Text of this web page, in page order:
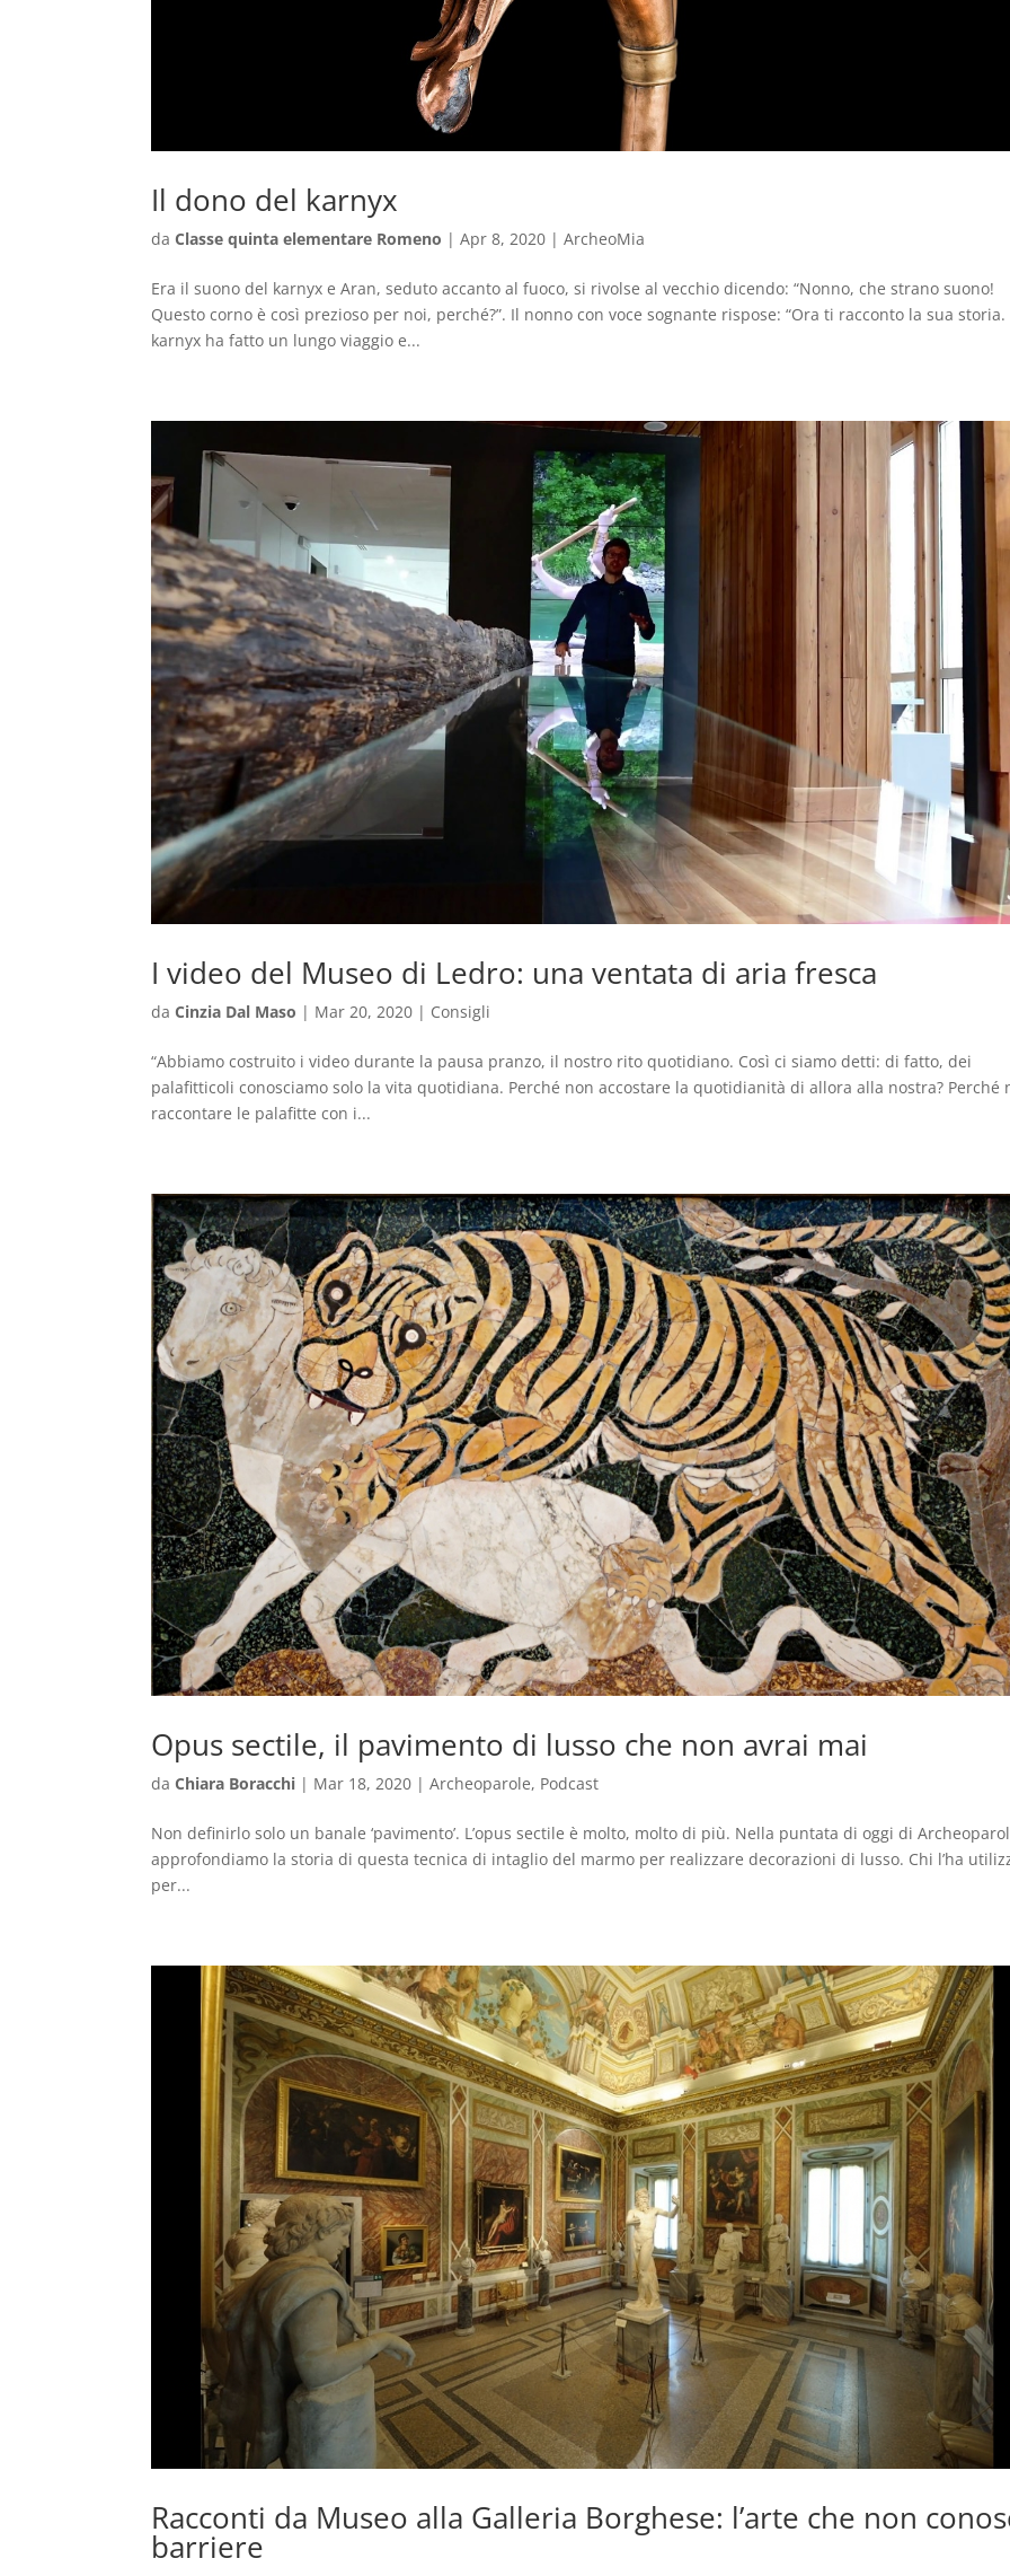
Il dono del karnyx
daClasse quinta elementare Romeno |Apr 8, 2020 |ArcheoMia
Era il suono del karnyx e Aran, seduto accanto al fuoco, si rivolse al vecchio dicendo: “Nonno, che strano suono!
Questo corno è così prezioso per noi, perché?”. Il nonno con voce sognante rispose: “Ora ti racconto la sua storia.
karnyx ha fatto un lungo viaggio e...
I video del Museo di Ledro: una ventata di aria fresca
daCinzia Dal Maso | Mar 20, 2020 | Consigli
“Abbiamo costruito i video durante la pausa pranzo, il nostro rito quotidiano. Così ci siamo detti: di fatto, dei
palafitticoli conosciamo solo la vita quotidiana. Perché non accostare la quotidianità di allora alla nostra? Perché
raccontare le palafitte con i...
Opus sectile, il pavimento di lusso che non avrai mai
daChiara Boracchi | Mar 18, 2020 |Archeoparole, Podcast
Non definirlo solo un banale ‘pavimento’. L’opus sectile è molto, molto di più. Nella puntata di oggi di
approfondiamo la storia di questa tecnica di intaglio del marmo per realizzare decorazioni di lusso. Chi l’ha
per...
Racconti da Museo alla Galleria Borghese: l’arte che non
barriere